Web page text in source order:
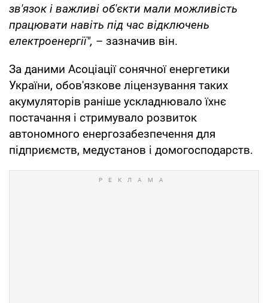
зв'язок і важливі об'єкти мали можливість
працювати навіть під час відключень
електроенергії", – зазначив він.
За даними Асоціації сонячної енергетики
України, обов'язкове ліцензування таких
акумуляторів раніше ускладнювало їхнє
постачання і стримувало розвиток
автономного енергозабезпечення для
підприємств, медустанов і домогосподарств.